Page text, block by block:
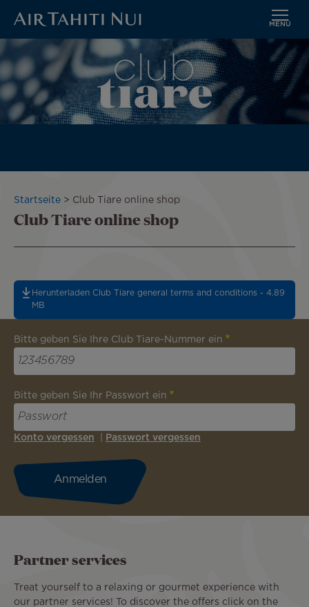
Zum
Hauptinhalt
wechseln
MENÜ
Bild
Pfadnavigation
Startseite Club Tiare online shop
Club Tiare online shop
Herunterladen Club Tiare general terms and conditions - 4.89
MB
Bitte geben Sie Ihre Club Tiare-Nummer ein
Bitte geben Sie Ihr Passwort ein
Konto vergessen Passwort vergessen
Partner services
Treat yourself to a relaxing or gourmet experience with
our partner services! To discover the offers click on the